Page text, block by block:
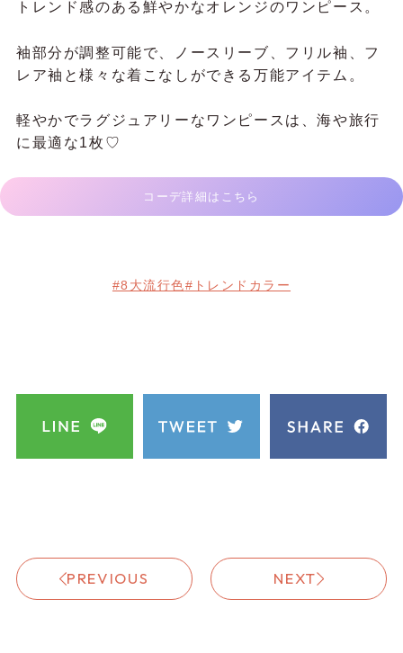
トレンド感のある鮮やかなオレンジのワンピース。
袖部分が調整可能で、ノースリーブ、フリル袖、フ
レア袖と様々な着こなしができる万能アイテム。
軽やかでラグジュアリーなワンピースは、海や旅行
に最適な1枚♡
コーデ詳細はこちら
#8大流行色#トレンドカラー
PREVIOUS NEXT